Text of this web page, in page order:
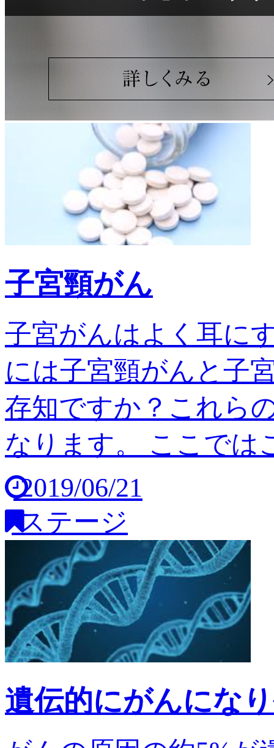
子宮頸がん
子宮がんはよく耳に
には子宮頸がんと子
存知ですか？これら
なります。 ここでは
2019/06/21
ステージ
遺伝的にがんにな